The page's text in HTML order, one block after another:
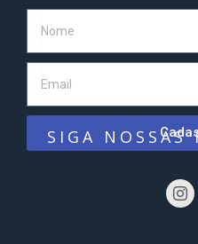
SIGA NOSSAS